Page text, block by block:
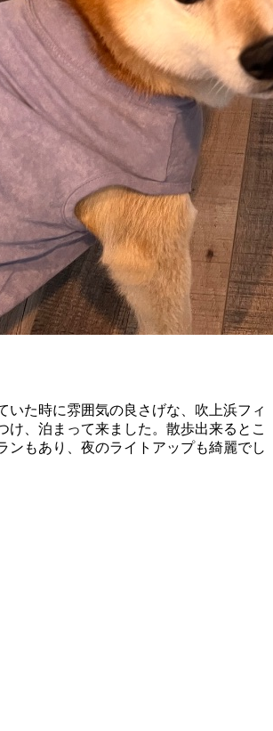
いた時に雰囲気の良さげな、吹上浜フィ
け、泊まって来ました。散歩出来るとこ
ンもあり、夜のライトアップも綺麗でし